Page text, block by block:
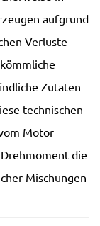
aufgrund
Verluste
Zutaten
technischen
Motor
die
Mischungen